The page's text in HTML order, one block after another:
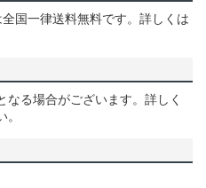
国一律送料無料です。詳しくは
る場合がございます。詳しく